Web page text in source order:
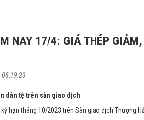
NAY 17/4: GIÁ THÉP
08:19:23
dân tệ trên sàn giao dịch
hạn tháng 10/2023 trên Sàn giao dịch Thượng